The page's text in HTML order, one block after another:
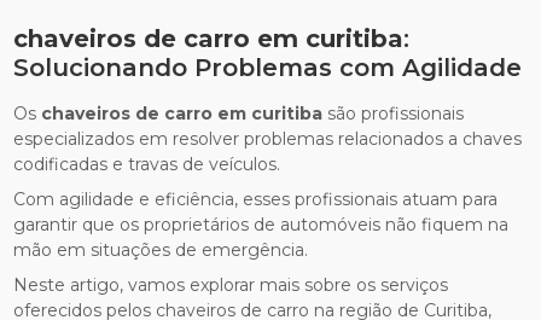
chaveiros de carro em curitiba:
Solucionando Problemas com Agilidade
Os chaveiros de carro em curitiba são profissionais
especializados em resolver problemas relacionados a chaves
codificadas e travas de veículos.
Com agilidade e eficiência, esses profissionais atuam para
garantir que os proprietários de automóveis não fiquem na
mão em situações de emergência.
Neste artigo, vamos explorar mais sobre os serviços
oferecidos pelos chaveiros de carro na região de Curitiba,